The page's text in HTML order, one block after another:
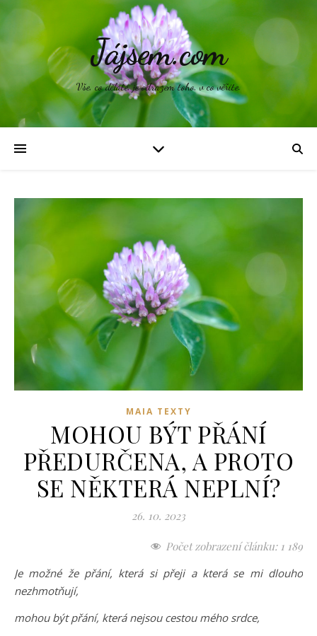
Jájsem.com
Vše, co děláte, je odrazem toho, v co věříte.
MAIA TEXTY
MOHOU BÝT PŘÁNÍ
PŘEDURČENA, A PROTO
SE NĚKTERÁ NEPLNÍ?
26. 10. 2023
Počet zobrazení článku: 1 189
Je možné že přání, která si přeji a která se mi dlouho
nezhmotňují,
mohou být přání, která nejsou cestou mého srdce,